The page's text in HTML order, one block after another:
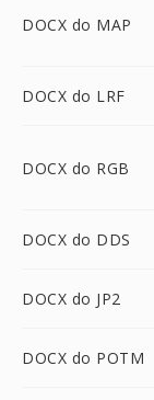
DOCX do MAP
DOCX do LRF
DOCX do RGB
DOCX do DDS
DOCX do JP2
DOCX do POTM